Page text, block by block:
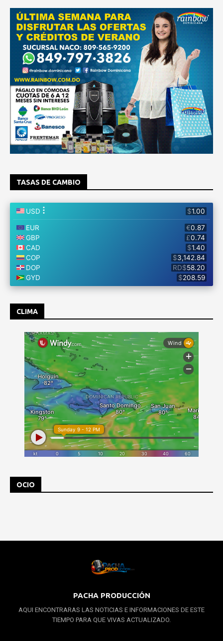
TASAS DE CAMBIO
CLIMA
OCIO
PACHA PRODUCCIÓN
AQUI ENCONTRARAS LAS NOTICIAS E INFORMACIONES DE ESTE
TIEMPO PARA QUE VIVAS ACTUALIZADO.